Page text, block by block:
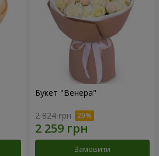
Букет "Венера"
2 824 грн
Замовити